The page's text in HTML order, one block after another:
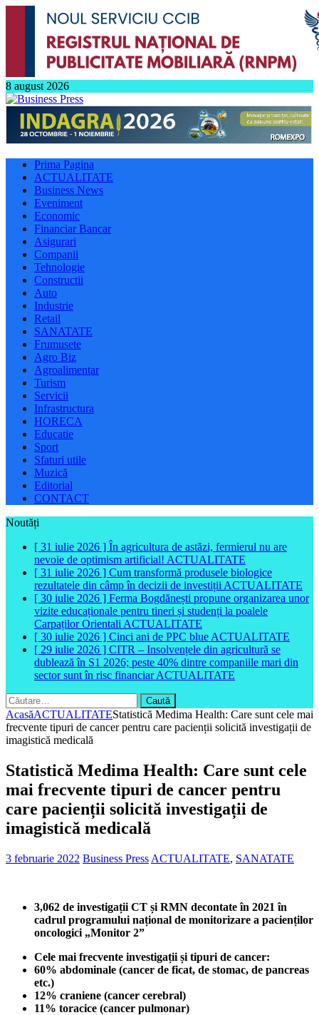
8 august 2026
Prima Pagina
ACTUALITATE
Business News
Eveniment
Economic
Financiar Bancar
Asigurari
Companii
Tehnologie
Constructii
Auto
Industrie
Retail
SANATATE
Frumusete
Agro Biz
Agroalimentar
Turism
Servicii
Infrastructura
HORECA
Educatie
Sport
Sfaturi utile
Muzică
Editorial
CONTACT
Noutăți
[ 31 iulie 2026 ] În agricultura de astăzi, fermierul nu are
nevoie de optimism artificial! ACTUALITATE
[ 31 iulie 2026 ] Cum transformă produsele biologice
rezultatele din câmp în decizii de investiții ACTUALITATE
[ 30 iulie 2026 ] Ferma Bogdănești propune organizarea unor
vizite educaționale pentru tineri și studenți la poalele
Carpaților Orientali ACTUALITATE
[ 30 iulie 2026 ] Cinci ani de PPC blue ACTUALITATE
[ 29 iulie 2026 ] CITR – Insolvențele din agricultură se
dublează în S1 2026; peste 40% dintre companiile mari din
sector sunt în risc financiarACTUALITATE
Caută
după:
AcasăACTUALITATEStatistică Medima Health: Care sunt cele mai
frecvente tipuri de cancer pentru care pacienții solicită investigații de
imagistică medicală
Statistică Medima Health: Care sunt cele
mai frecvente tipuri de cancer pentru
care pacienții solicită investigații de
imagistică medicală
3 februarie 2022 Business Press ACTUALITATE, SANATATE
3,062 de investigații CT și RMN decontate în 2021 în
cadrul programului național de monitorizare a pacienților
oncologici „Monitor 2”
Cele mai frecvente investigații și tipuri de cancer:
60% abdominale (cancer de ficat, de stomac, de pancreas
etc.)
12% craniene (cancer cerebral)
11% toracice (cancer pulmonar)